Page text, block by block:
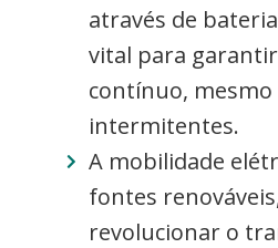
através de
vital para
contínuo,
intermitentes.
A mobilidade
fontes
revolucionar o